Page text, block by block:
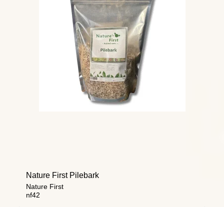
Nature First Pilebark
Nature First
nf42